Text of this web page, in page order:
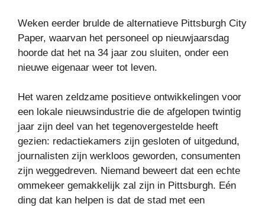
Weken eerder brulde de alternatieve Pittsburgh City
Paper, waarvan het personeel op nieuwjaarsdag
hoorde dat het na 34 jaar zou sluiten, onder een
nieuwe eigenaar weer tot leven.
Het waren zeldzame positieve ontwikkelingen voor
een lokale nieuwsindustrie die de afgelopen twintig
jaar zijn deel van het tegenovergestelde heeft
gezien: redactiekamers zijn gesloten of uitgedund,
journalisten zijn werkloos geworden, consumenten
zijn weggedreven. Niemand beweert dat een echte
ommekeer gemakkelijk zal zijn in Pittsburgh. Eén
ding dat kan helpen is dat de stad met een